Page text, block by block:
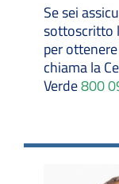
Se sei
sottoscritto
per
chiama la
Verde800